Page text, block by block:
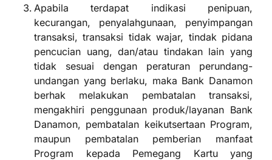
Apabila terdapat indikasi penipuan,
kecurangan, penyalahgunaan, penyimpangan
transaksi, transaksi tidak wajar, tindak pidana
pencucian uang, dan/atau tindakan lain yang
tidak sesuai dengan peraturan perundang-
undangan yang berlaku, maka Bank Danamon
berhak melakukan pembatalan transaksi,
mengakhiri penggunaan produk/layanan Bank
Danamon, pembatalan keikutsertaan Program,
maupun pembatalan pemberian manfaat
Program kepada Pemegang Kartu yang